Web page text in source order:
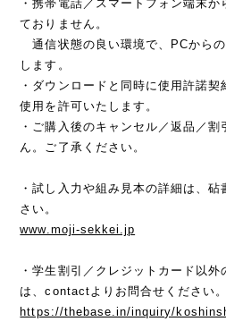
・携帯電話／スマートフォン端末
ておりません。
通信状態の良い環境で、PCから
します。
・ダウンロードと同時に使用許諾
使用を許可いたします。
・ご購入後のキャンセル／返品／
ん。ご了承ください。
・試し入力や組み見本の詳細は、
さい。
www.moji-sekkei.jp
・学生割引／クレジットカード以
は、contactよりお問合せください。
https://thebase.in/inquiry/